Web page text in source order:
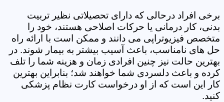
برخی افراد درحالی که دارای تحصیلاتی نظیر تربیت
بدنی، کار درمانی یا حرکات اصلاحی هستند، خود را
متخصص فیزیوتراپی می دانند و ممکن است با ارائه راه
حل های نامناسب، باعث آسیب بیشتر به بیمار شوند. در
بهترین حالت نیز چنین افرادی زمان و هزینه شما را تلف
کرده و باعث دلسردی شما خواهند شد؛ بنابراین بهترین
کار این است که از او درخواست کارت نظام پزشکی
کنید.